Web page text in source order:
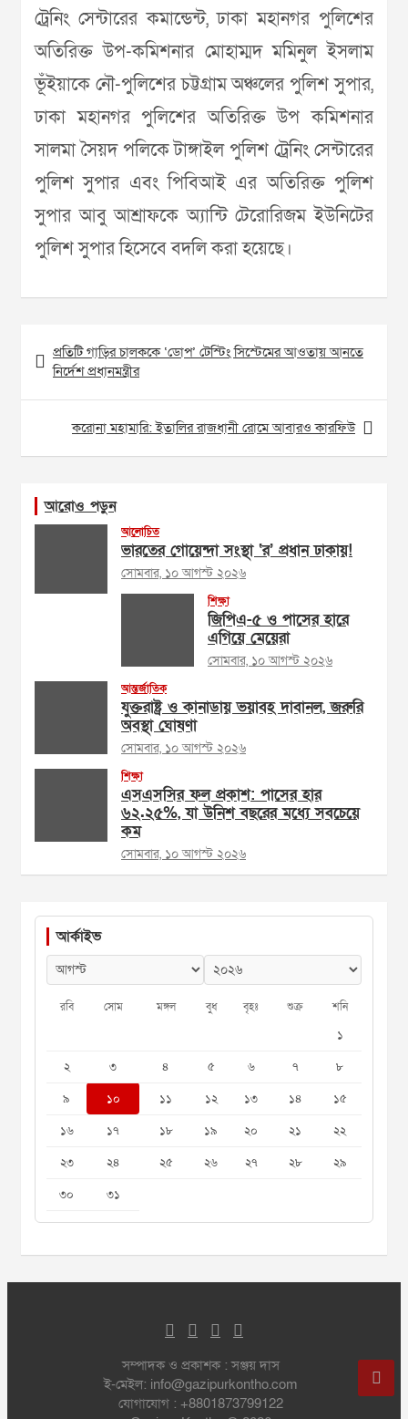
ট্রেনিং সেন্টারের কমান্ডেন্ট, ঢাকা মহানগর পুলিশের
অতিরিক্ত উপ-কমিশনার মোহাম্মদ মমিনুল ইসলাম
ভূঁইয়াকে নৌ-পুলিশের চট্টগ্রাম অঞ্চলের পুলিশ সুপার,
ঢাকা মহানগর পুলিশের অতিরিক্ত উপ কমিশনার
সালমা সৈয়দ পলিকে টাঙ্গাইল পুলিশ ট্রেনিং সেন্টারের
পুলিশ সুপার এবং পিবিআই এর অতিরিক্ত পুলিশ
সুপার আবু আশ্রাফকে অ্যান্টি টেরোরিজম ইউনিটের
পুলিশ সুপার হিসেবে বদলি করা হয়েছে।
Post
navigation
প্রতিটি গাড়ির চালককে ‘ডোপ’ টেস্টিং সিস্টেমের আওতায় আনতে
নির্দেশ প্রধানমন্ত্রীর
করোনা মহামারি: ইতালির রাজধানী রোমে আবারও কারফিউ
আরোও পড়ুন
আলোচিত
ভারতের গোয়েন্দা সংস্থা ‘র’ প্রধান ঢাকায়!
সোমবার, ১০ আগস্ট ২০২৬
শিক্ষা
জিপিএ-৫ ও পাসের হারে
এগিয়ে মেয়েরা
সোমবার, ১০ আগস্ট ২০২৬
আন্তর্জাতিক
যুক্তরাষ্ট্র ও কানাডায় ভয়াবহ দাবানল, জরুরি
অবস্থা ঘোষণা
সোমবার, ১০ আগস্ট ২০২৬
শিক্ষা
এসএসসির ফল প্রকাশ: পাসের হার
৬২.২৫%, যা উনিশ বছরের মধ্যে সবচেয়ে
কম
সোমবার, ১০ আগস্ট ২০২৬
আর্কাইভ
রবি সোম মঙ্গল বুধ বৃহঃ শুক্র শনি
১
২
৩ ৪ ৫ ৬ ৭
৮
৯
১০ ১১ ১২ ১৩ ১৪
১৫
১৬
১৭ ১৮ ১৯ ২০ ২১
২২
২৩
২৪ ২৫ ২৬ ২৭ ২৮
২৯
৩০
৩১
সম্পাদক ও প্রকাশক : সঞ্জয় দাস
ই-মেইল: info@gazipurkontho.com
যোগাযোগ : +8801873799122